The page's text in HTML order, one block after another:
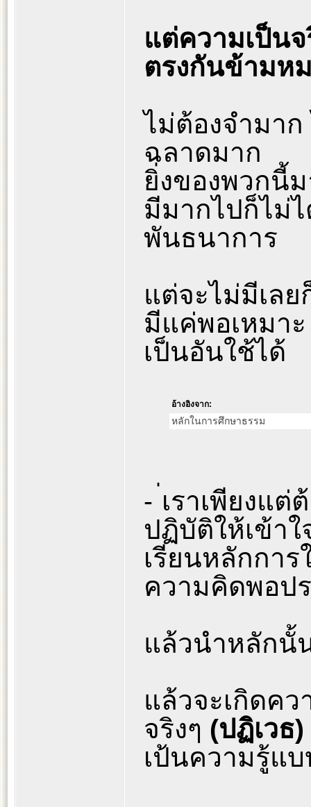
แต่ความเป็นจ
ตรงกันข้ามห
ไม่ต้องจำมาก
ฉลาดมาก
ยิ่งของพวกนี้
มีมากไปก็ไม่
พันธนาการ
แต่จะไม่มีเลย
มีแค่พอเหมา
เป็นอันใช้ได้
อ้างอิงจาก:
หลักในการศึกษาธรรม
- ่เราเพียงแต่
ปฏิบัติให้เข้าใ
เรียนหลักการ
ความคิดพอป
แล้วนำหลักนั้
แล้วจะเกิดค
จริงๆ (ปฏิเวธ)
เป้นความรู้แบ